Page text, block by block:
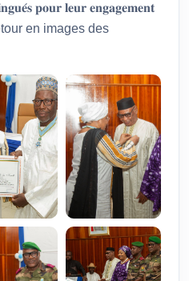
𝐩𝐨𝐮𝐫 𝐥𝐞𝐮𝐫 𝐞𝐧𝐠𝐚𝐠𝐞𝐦𝐞𝐧𝐭
en images des